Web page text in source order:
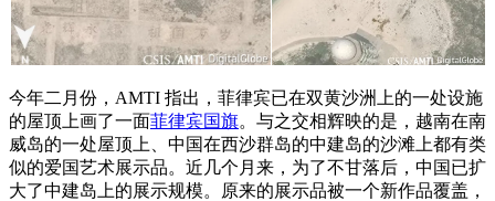
今年二月份，AMTI 指出，菲律宾已在双黄沙洲上的一处设施
的屋顶上画了一面菲律宾国旗。与之交相辉映的是，越南在南
威岛的一处屋顶上、中国在西沙群岛的中建岛的沙滩上都有类
似的爱国艺术展示品。近几个月来，为了不甘落后，中国已扩
大了中建岛上的展示规模。原来的展示品被一个新作品覆盖，